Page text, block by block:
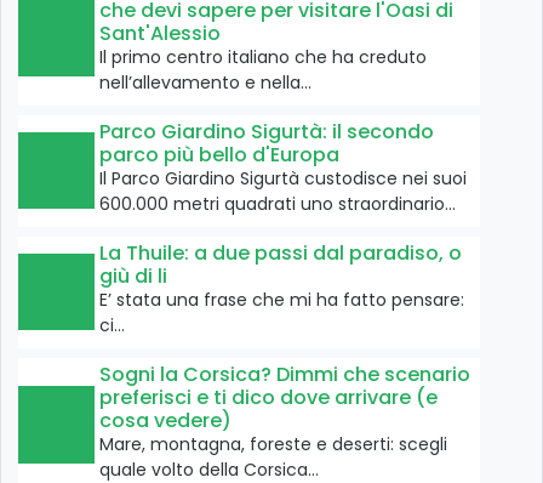
che devi sapere per visitare l'Oasi di
Sant'Alessio
Il primo centro italiano che ha creduto
nell’allevamento e nella…
Parco Giardino Sigurtà: il secondo
parco più bello d'Europa
Il Parco Giardino Sigurtà custodisce nei suoi
600.000 metri quadrati uno straordinario…
La Thuile: a due passi dal paradiso, o
giù di li
E’ stata una frase che mi ha fatto pensare:
ci…
Sogni la Corsica? Dimmi che scenario
preferisci e ti dico dove arrivare (e
cosa vedere)
Mare, montagna, foreste e deserti: scegli
quale volto della Corsica…